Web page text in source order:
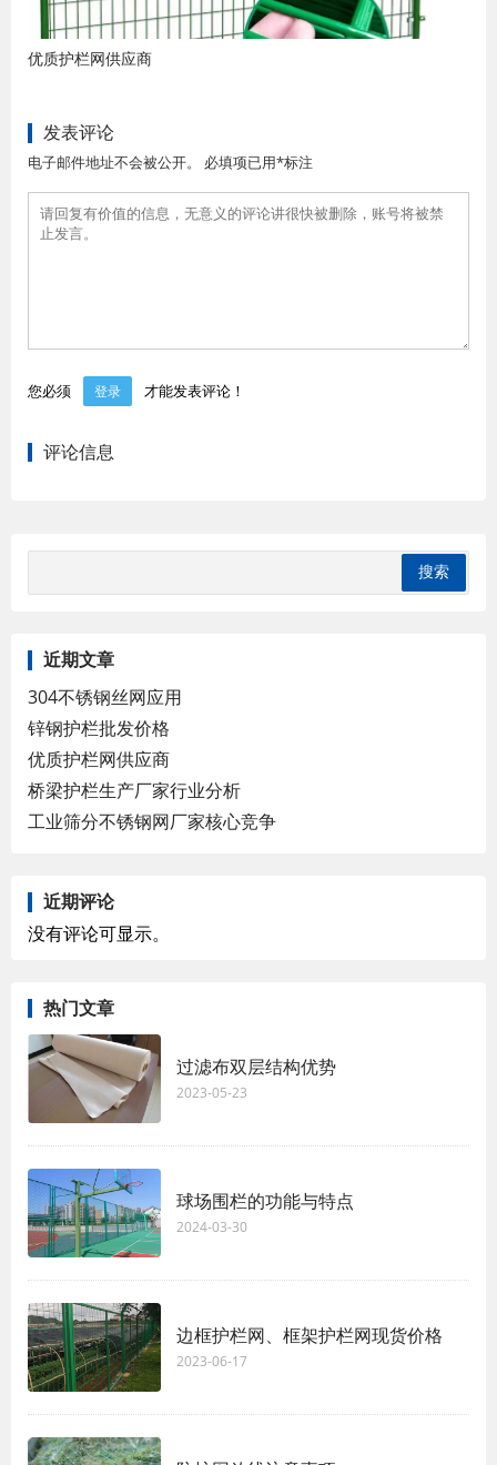
优质护栏网供应商
发表评论
电子邮件地址不会被公开。 必填项已用*标注
您必须 登录 才能发表评论！
评论信息
近期文章
304不锈钢丝网应用
锌钢护栏批发价格
优质护栏网供应商
桥梁护栏生产厂家行业分析
工业筛分不锈钢网厂家核心竞争
近期评论
没有评论可显示。
热门文章
过滤布双层结构优势
2023-05-23
球场围栏的功能与特点
2024-03-30
边框护栏网、框架护栏网现货价格
2023-06-17